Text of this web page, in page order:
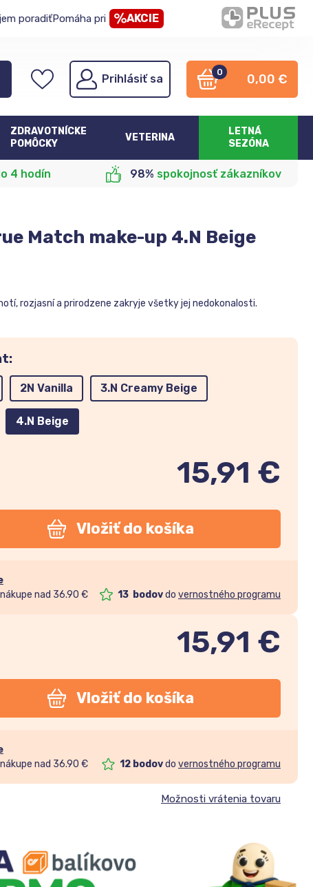
poradiťPomáha pri AKCIE
Prihlásiť sa
0 0,00 €
ZDRAVOTNÍCKE
POMÔCKY
VETERINA
LETNÁ
SEZÓNA
4 hodín 98% spokojnosť zákazníkov
Match make-up 4.N Beige
rozjasní a prirodzene zakryje všetky jej nedokonalosti.
2N Vanilla 3.N Creamy Beige
4.N Beige
15,91 €
Vložiť do košíka
nad 36.90 € 13 bodovdo vernostného programu
15,91 €
Vložiť do košíka
nad 36.90 € 12 bodovdo vernostného programu
Možnosti vrátenia tovaru